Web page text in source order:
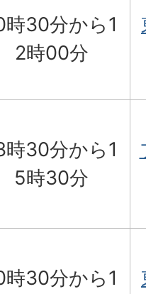
時30分から1
2時00分
時30分から1
5時30分
時30分から1